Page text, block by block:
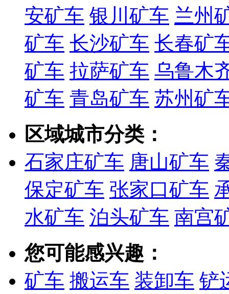
安矿车 银川矿车 兰州
矿车 长沙矿车 长春矿
矿车 拉萨矿车 乌鲁木
矿车 青岛矿车 苏州矿
区域城市分类：
石家庄矿车 唐山矿车
保定矿车 张家口矿车
水矿车 泊头矿车 南宫
您可能感兴趣：
矿车 搬运车 装卸车 铲